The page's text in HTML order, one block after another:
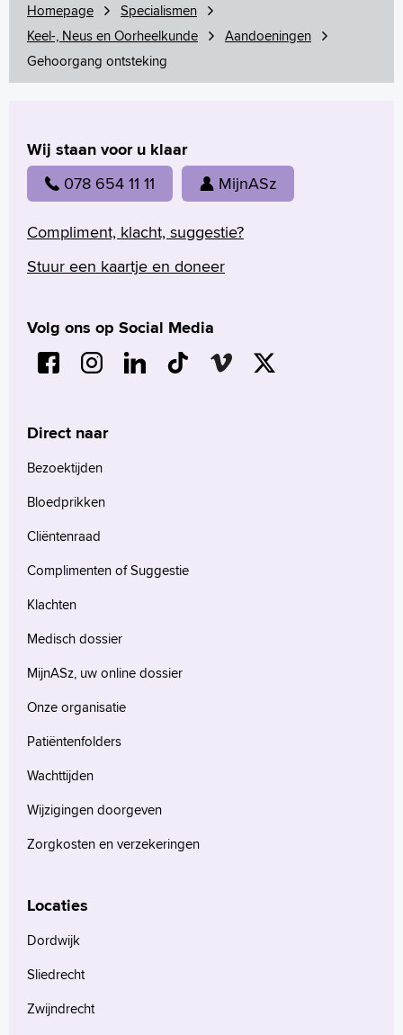
Homepage
Praktische informatie
Medewerkers
Contact
MijnASz
Verwijzers
Wetenschappelijk onderzoek
English
Français
Polski
Arabisch
Homepage
Specialismen
Keel-, Neus en Oorheelkunde
Aandoeningen
Gehoorgang ontsteking
Wij staan voor u klaar
078 654 11 11 MijnASz
Compliment, klacht, suggestie?
Stuur een kaartje en doneer
Volg ons op Social Media
Direct naar
Bezoektijden
Bloedprikken
Cliëntenraad
Complimenten of Suggestie
Klachten
Medisch dossier
MijnASz, uw online dossier
Onze organisatie
Patiëntenfolders
Wachttijden
Wijzigingen doorgeven
Zorgkosten en verzekeringen
Locaties
Dordwijk
Sliedrecht
Zwijndrecht